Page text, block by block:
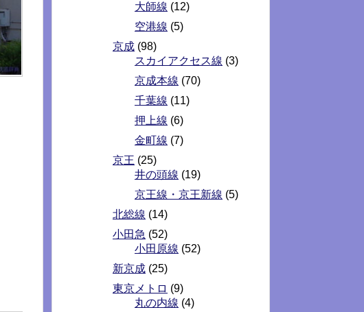
大師線 (12)
空港線 (5)
京成 (98)
スカイアクセス線 (3)
京成本線 (70)
千葉線 (11)
押上線 (6)
金町線 (7)
京王 (25)
井の頭線 (19)
京王線・京王新線 (5)
北総線 (14)
小田急 (52)
小田原線 (52)
新京成 (25)
東京メトロ (9)
丸の内線 (4)